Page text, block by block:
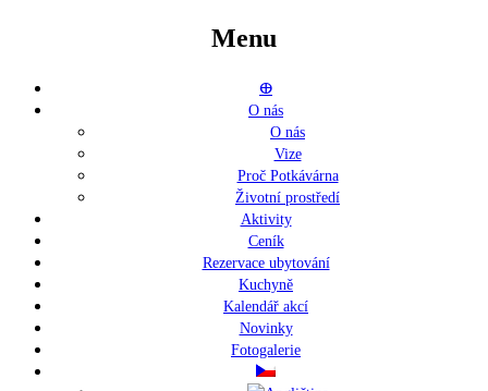
Menu
ⴲ
O nás
O nás
Vize
Proč Potkávárna
Životní prostředí
Aktivity
Ceník
Rezervace ubytování
Kuchyně
Kalendář akcí
Novinky
Fotogalerie